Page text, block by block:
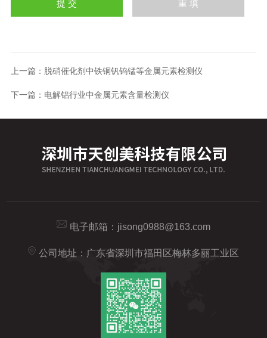
上一篇： 脱硝催化剂中铁铜钒钨锰等金属元素检测仪
下一篇： 电解铝行业中金属元素含量检测仪
电子邮箱： jisong0988@163.com
公司地址：广东省深圳市福田区梅林多丽工业区